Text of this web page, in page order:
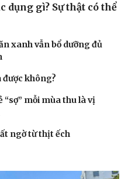
dụng gì? Sự thật có thể
xanh vẫn bổ dưỡng đủ
không?
“sợ” mỗi mùa thu là vị
ngờ từ thịt ếch